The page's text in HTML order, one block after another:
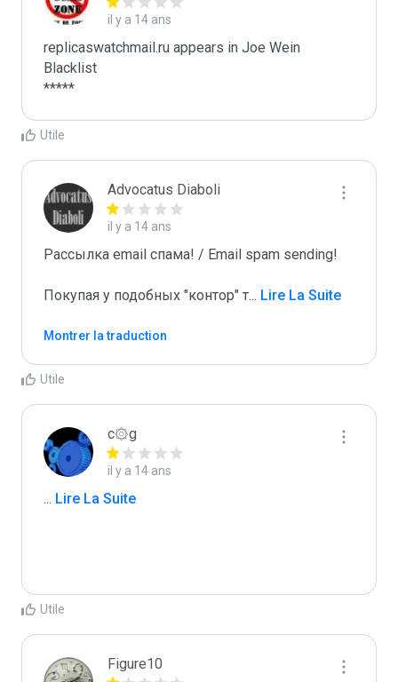
il y a 14 ans
replicaswatchmail.ru appears in Joe Wein
Blacklist
*****
Utile
Advocatus Diaboli
il y a 14 ans
Рассылка email спама! / Email spam sending!
Покупая у подобных "контор" т... Lire La Suite
Montrer la traduction
Utile
c۞g
il y a 14 ans
... Lire La Suite
Utile
Figure10